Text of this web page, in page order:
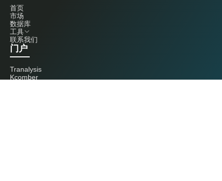
首页
市场
数据库
工具
联系我们
门户
Tranalysis
Kcomber